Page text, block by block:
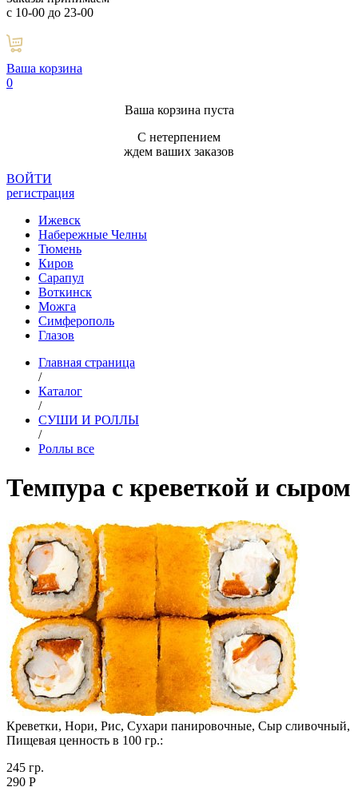
с 10-00 до 23-00
Ваша корзина
0
Ваша корзина пуста
С нетерпением
ждем ваших заказов
ВОЙТИ
регистрация
Ижевск
Набережные Челны
Тюмень
Киров
Сарапул
Воткинск
Можга
Симферополь
Глазов
Главная страница
/
Каталог
/
СУШИ И РОЛЛЫ
/
Роллы все
Темпура с креветкой и сыром
Креветки, Нори, Рис, Сухари панировочные, Сыр сливочный,
Пищевая ценность в 100 гр.:
245 гр.
290 Р